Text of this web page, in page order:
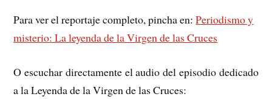
Para ver el reportaje completo, pincha en:Periodismo y
misterio: La leyenda de la Virgen de las Cruces
O escuchar directamente el audio del episodio dedicado
a la Leyenda de la Virgen de las Cruces: